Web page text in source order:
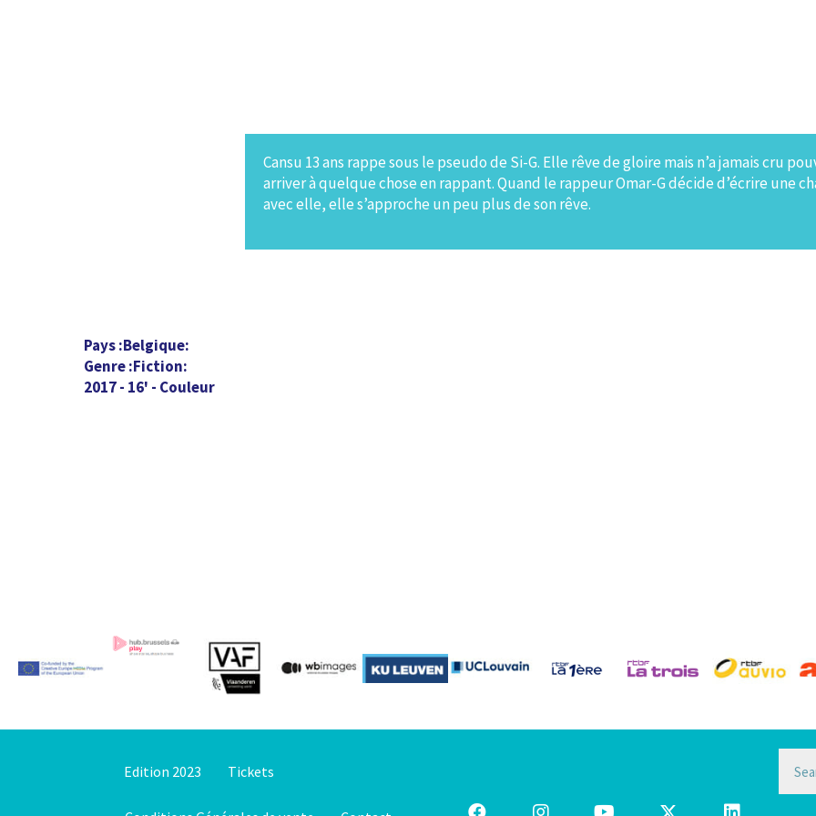
Cansu 13 ans rappe sous le pseudo de Si-G. Elle rêve de gloire mais n’a jamais cru
arriver à quelque chose en rappant. Quand le rappeur Omar-G décide d’écrire une
avec elle, elle s’approche un peu plus de son rêve.
Pays Belgique
Genre Fiction
2017 - 16' - Couleur
Edition 2023 Tickets